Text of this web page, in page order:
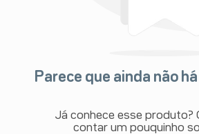
Parece que ainda não
Já conhece esse produto?
contar um pouquinho